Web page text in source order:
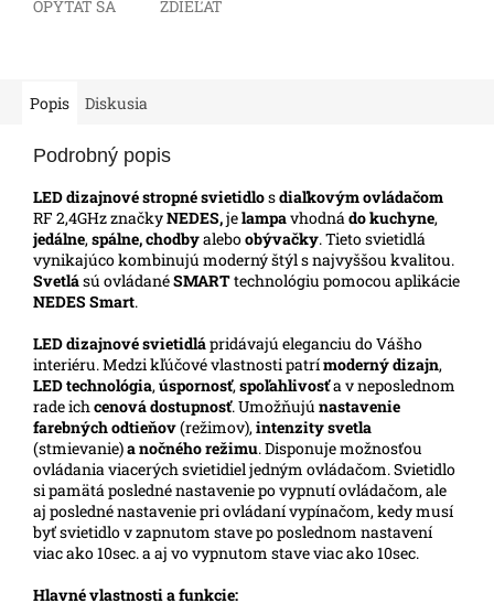
OPÝTAŤ SA ZDIEĽAŤ
Popis Diskusia
Podrobný popis
LED dizajnové stropné svietidlosdiaľkovým ovládačom
RF 2,4GHz značkyNEDES,jelampavhodnádo kuchyne,
jedálne,spálne, chodbyaleboobývačky. Tieto svietidlá
vynikajúco kombinujú moderný štýl s najvyššou kvalitou.
Svetlású ovládanéSMARTtechnológiu pomocou aplikácie
NEDES Smart.
LEDdizajnové svietidlápridávajú eleganciu do Vášho
interiéru. Medzi kľúčové vlastnosti patrímoderný dizajn,
LED technológia,úspornosť,spoľahlivosťa v neposlednom
rade ichcenová dostupnosť. Umožňujú nastavenie
farebných odtieňov(režimov),intenzity svetla
(stmievanie)a nočného režimu. Disponuje možnosťou
ovládania viacerých svietidiel jedným ovládačom. Svietidlo
si pamätá posledné nastavenie po vypnutí ovládačom, ale
aj posledné nastavenie pri ovládaní vypínačom, kedy musí
byť svietidlo v zapnutom stave po poslednom nastavení
viac ako 10sec. a aj vo vypnutom stave viac ako 10sec.
Hlavné vlastnosti a funkcie: